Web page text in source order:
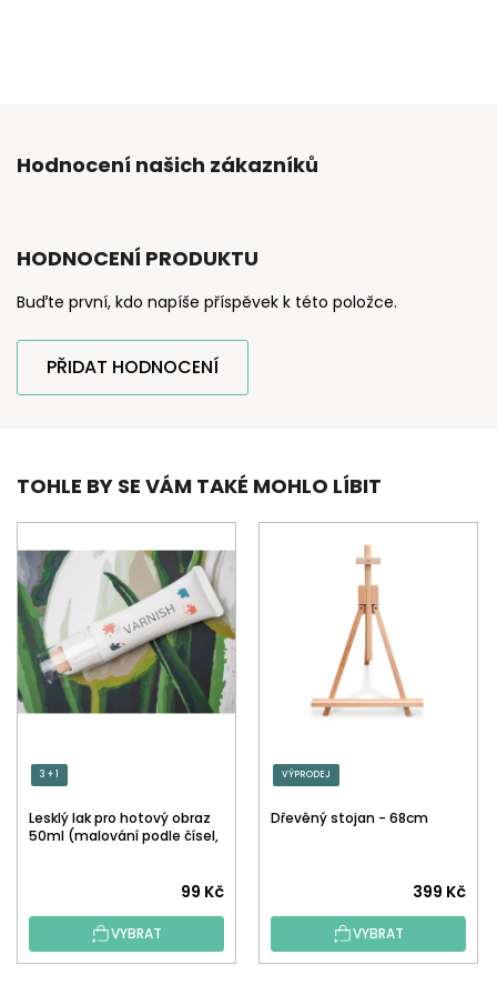
Hodnocení našich zákazníků
HODNOCENÍ PRODUKTU
Buďte první, kdo napíše příspěvek k této položce.
PŘIDAT HODNOCENÍ
TOHLE BY SE VÁM TAKÉ MOHLO LÍBIT
3 + 1
Lesklý lak pro hotový obraz
50ml (malování podle čísel,
hodnocení
produktu
je
99 Kč
VYBRAT
VÝPRODEJ
Dřevěný stojan - 68cm
399 Kč
VYBRAT